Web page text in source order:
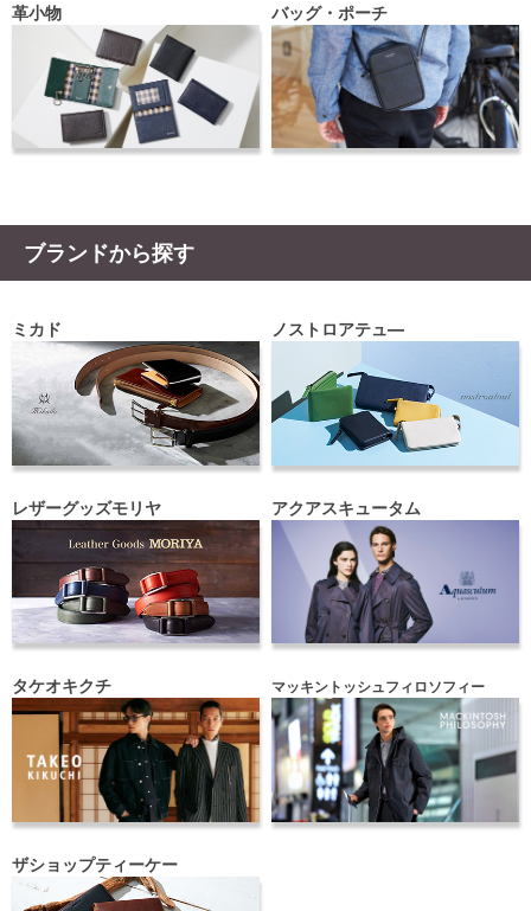
革小物 バッグ・ポーチ
ブランドから探す
ミカド ノストロアテュ―
レザーグッズモリヤ アクアスキュータム
タケオキクチ マッキントッシュフィロソフィー
ザショップティーケー